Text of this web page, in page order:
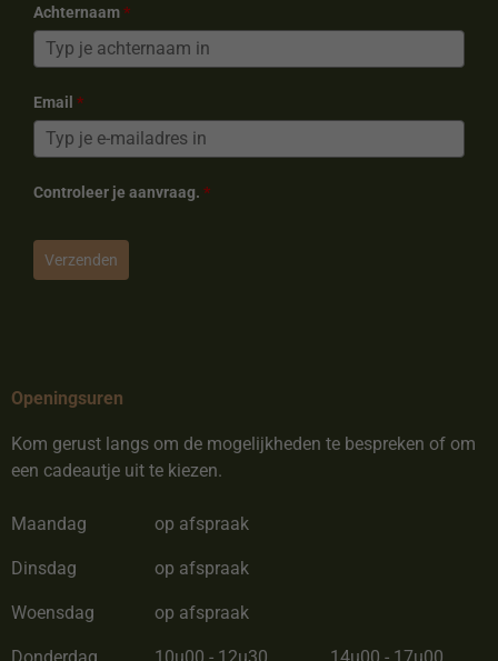
Achternaam*
Email *
Controleer je aanvraag. *
Verzenden
Openingsuren
Kom gerust langs om de mogelijkheden te bespreken of om
een cadeautje uit te kiezen.
Maandag op afspraak
Dinsdag op afspraak
Woensdag op afspraak